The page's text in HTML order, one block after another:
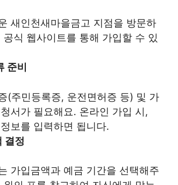
새인천새마을금고 지점을 방문하
공식 웹사이트를 통해 가입할 수 있
준비
(주민등록증, 운전면허증 등) 및 가
서가 필요해요. 온라인 가입 시,
보를 입력하면 됩니다.
결정
가입금액과 예금 기간을 선택해주